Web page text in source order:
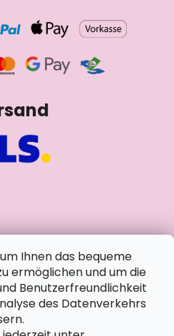
Ihnen das bequeme
ermöglichen und um die
Benutzerfreundlichkeit
des Datenverkehrs